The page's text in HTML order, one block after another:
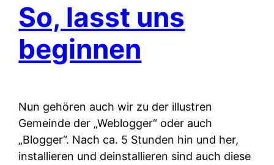
So, lasst uns
beginnen
Nun gehören auch wir zu der illustren
Gemeinde der „Weblogger“ oder auch
„Blogger“. Nach ca. 5 Stunden hin und her,
installieren und deinstallieren sind auch diese